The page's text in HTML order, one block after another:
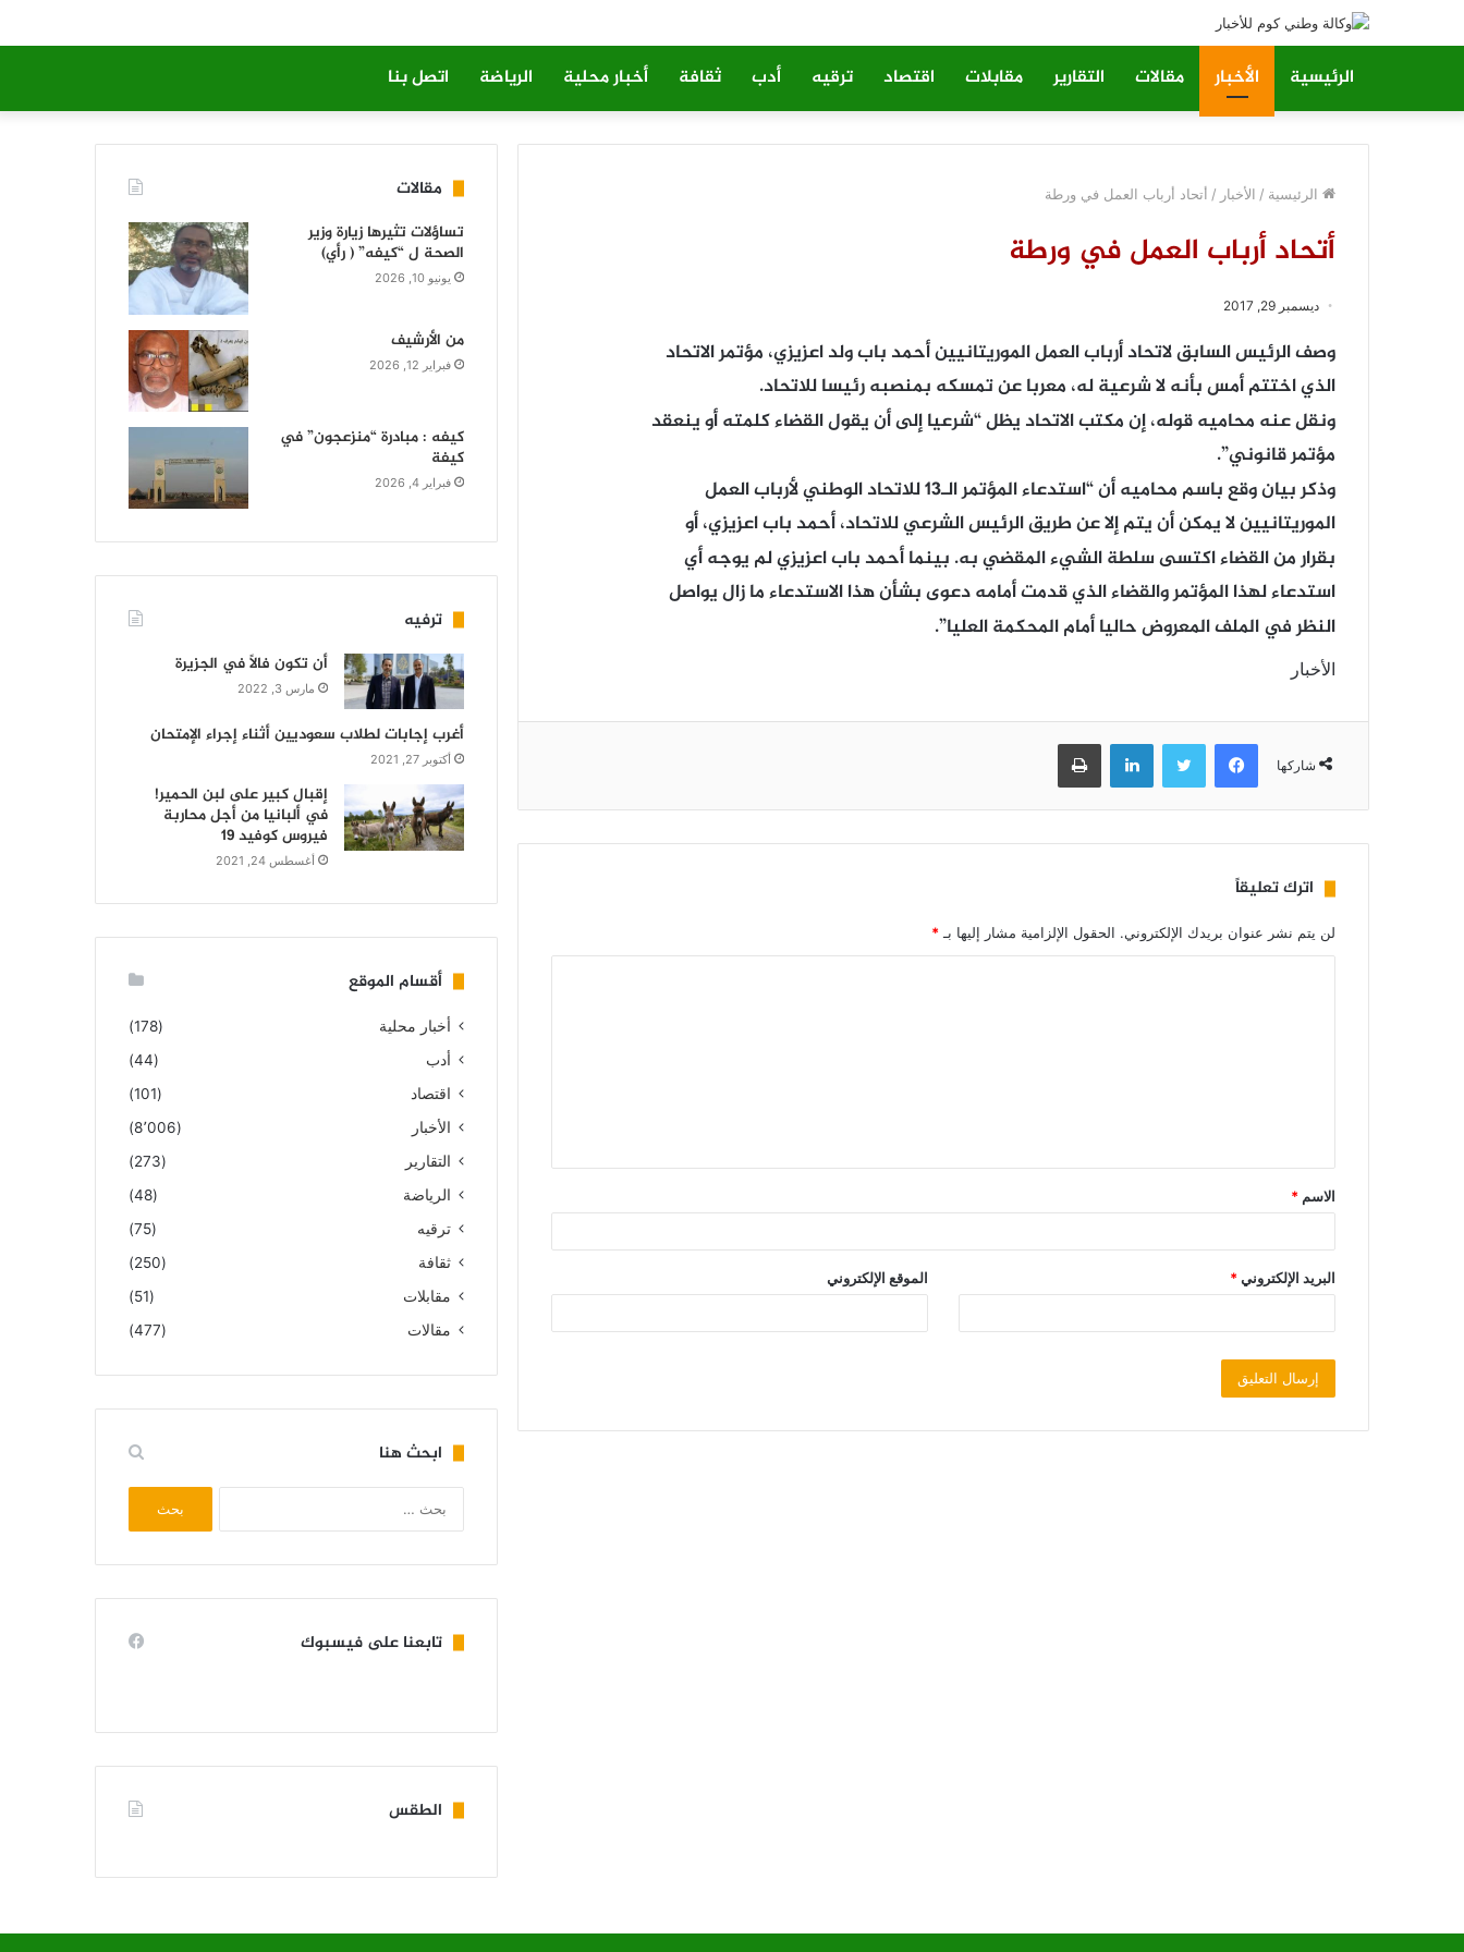
الرئيسية الأخبار مقالات التقارير مقابلات اقتصاد ترقيه أدب ثقافة أخبار محلية الرياضة اتصل بنا
الرئيسية / الأخبار / أتحاد أرباب العمل في ورطة
أتحاد أرباب العمل في ورطة
ديسمبر 29, 2017
وصف الرئيس السابق لاتحاد أرباب العمل الموريتانيين أحمد باب ولد اعزيزي، مؤتمر الاتحاد
الذي اختتم أمس بأنه لا شرعية له، معربا عن تمسكه بمنصبه رئيسا للاتحاد.
ونقل عنه محاميه قوله، إن مكتب الاتحاد يظل “شرعيا إلى أن يقول القضاء كلمته أو ينعقد
مؤتمر قانوني”.
وذكر بيان وقع باسم محاميه أن “استدعاء المؤتمر الـ13 للاتحاد الوطني لأرباب العمل
الموريتانيين لا يمكن أن يتم إلا عن طريق الرئيس الشرعي للاتحاد، أحمد باب اعزيزي، أو
بقرار من القضاء اكتسى سلطة الشيء المقضي به. بينما أحمد باب اعزيزي لم يوجه أي
استدعاء لهذا المؤتمر والقضاء الذي قدمت أمامه دعوى بشأن هذا الاستدعاء ما زال يواصل
النظر في الملف المعروض حاليا أمام المحكمة العليا”.
الأخبار
شاركها
فيسبوك تويتر لينكدإن طباعة
اترك تعليقاً
لن يتم نشر عنوان بريدك الإلكتروني. الحقول الإلزامية مشار إليها بـ*
الاسم *
البريد الإلكتروني* الموقع الإلكتروني
مقالات
تساؤلات تثيرها زيارة وزير
الصحة ل “كيفه” ( رأي)
يونيو 10, 2026
من الأرشيف
فبراير 12, 2026
كيفه : مبادرة “منزعجون” في
كيفة
فبراير 4, 2026
ترفيه
أن تكون فالاً في الجزيرة
مارس 3, 2022
أغرب إجابات لطلاب سعوديين أثناء إجراء الإمتحان
أكتوبر 27, 2021
إقبال كبير على لبن الحمير!
في ألبانيا من أجل محاربة
فيروس كوفيد 19
أغسطس 24, 2021
أقسام الموقع
أخبار محلية
(178)
أدب
(44)
اقتصاد
(101)
الأخبار
(8٬006)
التقارير
(273)
الرياضة
(48)
ترقيه
(75)
ثقافة
(250)
مقابلات
(51)
مقالات
(477)
ابحث هنا
تابعنا على فيسبوك
الطقس